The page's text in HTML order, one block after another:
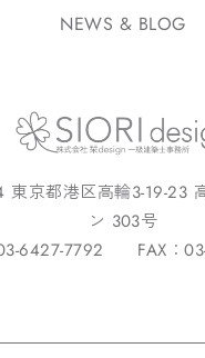
NEWS & BLOG
東京都港区高輪3-19-23
ン 303号
6427-7792 FAX：